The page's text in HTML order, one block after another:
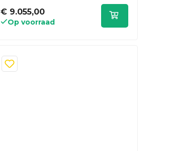
€ 9.055,00
Op voorraad